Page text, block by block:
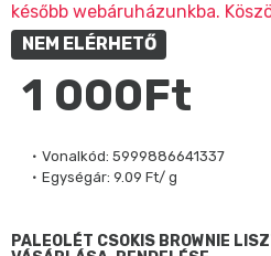
később webáruházunkba.
Vonalkód: 5999886641337
Egységár: 9.09 Ft/ g
NEM ELÉRHETŐ
1 000Ft
PALEOLÉT CSOKIS BROWNIE